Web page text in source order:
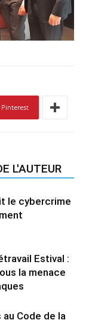
Pinterest
L'AUTEUR
le cybercrime
Estival :
la menace
Code de la